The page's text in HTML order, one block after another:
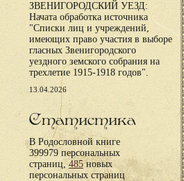
ЗВЕНИГОРОДСКИЙ УЕЗД:
Начата обработка источника
"Списки лиц и учреждений,
имеющих право участия в выборе
гласных Звенигородского
уездного земского собрания на
трехлетие 1915-1918 годов".
13.04.2026
Статистика
В Родословной книге
399979 персональных
страниц,485новых
персональных страниц